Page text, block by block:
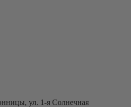
ул. 1-я Солнечная